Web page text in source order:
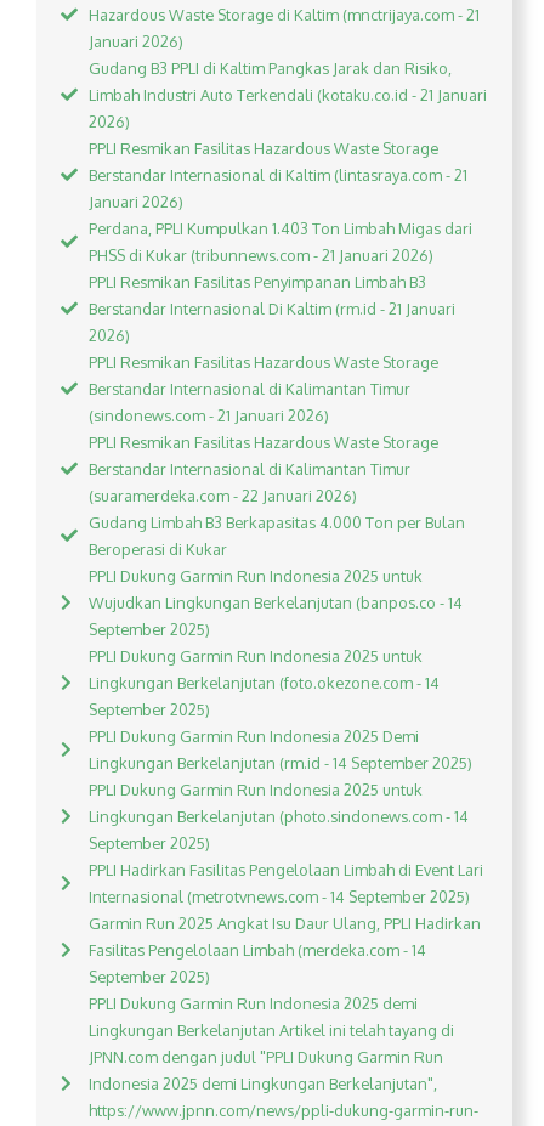
Hazardous Waste Storage di Kaltim (mnctrijaya.com - 21
Januari 2026)
Gudang B3 PPLI di Kaltim Pangkas Jarak dan Risiko,
Limbah Industri Auto Terkendali (kotaku.co.id - 21 Januari
2026)
PPLI Resmikan Fasilitas Hazardous Waste Storage
Berstandar Internasional di Kaltim (lintasraya.com - 21
Januari 2026)
Perdana, PPLI Kumpulkan 1.403 Ton Limbah Migas dari
PHSS di Kukar (tribunnews.com - 21 Januari 2026)
PPLI Resmikan Fasilitas Penyimpanan Limbah B3
Berstandar Internasional Di Kaltim (rm.id - 21 Januari
2026)
PPLI Resmikan Fasilitas Hazardous Waste Storage
Berstandar Internasional di Kalimantan Timur
(sindonews.com - 21 Januari 2026)
PPLI Resmikan Fasilitas Hazardous Waste Storage
Berstandar Internasional di Kalimantan Timur
(suaramerdeka.com - 22 Januari 2026)
Gudang Limbah B3 Berkapasitas 4.000 Ton per Bulan
Beroperasi di Kukar
PPLI Dukung Garmin Run Indonesia 2025 untuk
Wujudkan Lingkungan Berkelanjutan (banpos.co - 14
September 2025)
PPLI Dukung Garmin Run Indonesia 2025 untuk
Lingkungan Berkelanjutan (foto.okezone.com - 14
September 2025)
PPLI Dukung Garmin Run Indonesia 2025 Demi
Lingkungan Berkelanjutan (rm.id - 14 September 2025)
PPLI Dukung Garmin Run Indonesia 2025 untuk
Lingkungan Berkelanjutan (photo.sindonews.com - 14
September 2025)
PPLI Hadirkan Fasilitas Pengelolaan Limbah di Event Lari
Internasional (metrotvnews.com - 14 September 2025)
Garmin Run 2025 Angkat Isu Daur Ulang, PPLI Hadirkan
Fasilitas Pengelolaan Limbah (merdeka.com - 14
September 2025)
PPLI Dukung Garmin Run Indonesia 2025 demi
Lingkungan Berkelanjutan Artikel ini telah tayang di
JPNN.com dengan judul "PPLI Dukung Garmin Run
Indonesia 2025 demi Lingkungan Berkelanjutan",
https://www.jpnn.com/news/ppli-dukung-garmin-run-